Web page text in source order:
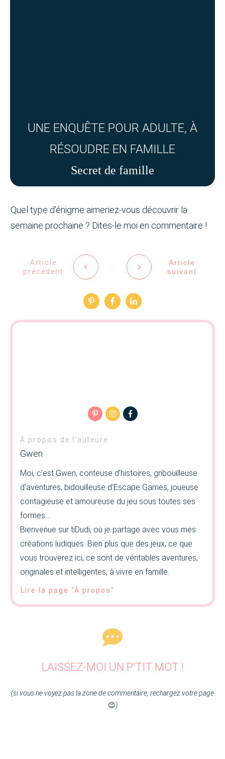
UNE ENQUÊTE POUR ADULTE, À
RÉSOUDRE EN FAMILLE
Secret de famille
Quel type d'énigme aimeriez-vous découvrir la
semaine prochaine ? Dites-le moi en commentaire !
Article
précédent
Article
suivant
À propos de l'auteure
Gwen
Moi, c’est Gwen, conteuse d’histoires, gribouilleuse
d’aventures, bidouilleuse d’Escape Games, joueuse
contagieuse et amoureuse du jeu sous toutes ses
formes…
Bienvenue sur tiDudi, où je partage avec vous mes
créations ludiques. Bien plus que des jeux, ce que
vous trouverez ici, ce sont de véritables aventures,
originales et intelligentes, à vivre en famille.
Lire la page "À propos"
LAISSEZ-MOI UN P'TIT MOT !
(si vous ne voyez pas la zone de commentaire, rechargez votre page
😊)